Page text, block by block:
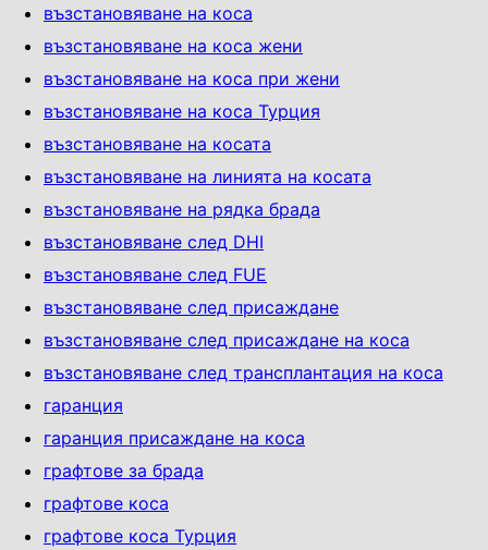
възстановяване на коса
възстановяване на коса жени
възстановяване на коса при жени
възстановяване на коса Турция
възстановяване на косата
възстановяване на линията на косата
възстановяване на рядка брада
възстановяване след DHI
възстановяване след FUE
възстановяване след присаждане
възстановяване след присаждане на коса
възстановяване след трансплантация на коса
гаранция
гаранция присаждане на коса
графтове за брада
графтове коса
графтове коса Турция